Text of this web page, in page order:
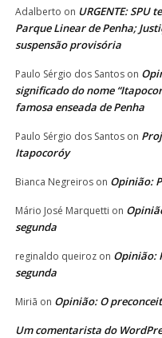
Adalberto on URGENTE:
Parque Linear de Penha;
suspensão provisória
Paulo Sérgio dos Santos on
significado do nome
famosa enseada de Penha
Paulo Sérgio dos Santos on
Itapocoróy
Bianca Negreiros on Opinião:
Mário José Marquetti on
segunda
reginaldo queiroz on Opinião:
segunda
Miriã on Opinião: O
Um comentarista do